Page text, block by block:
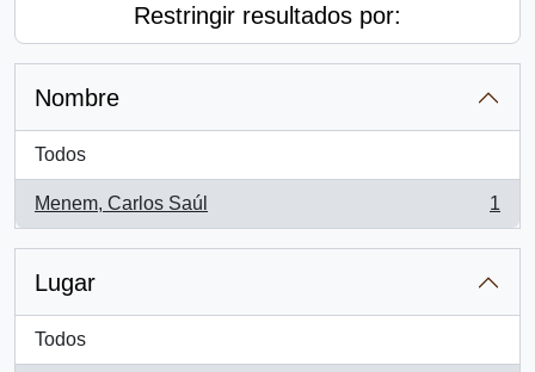
Restringir resultados por:
Nombre
Todos
Menem, Carlos Saúl
, 1 resultados
1
Lugar
Todos